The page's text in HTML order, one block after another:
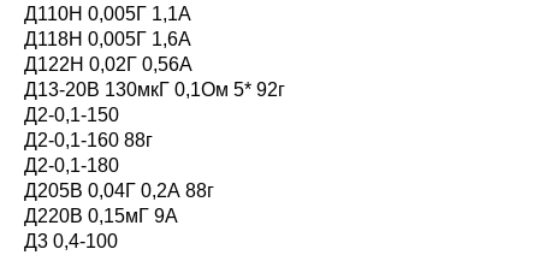
Д110Н 0,005Г 1,1А
Д118Н 0,005Г 1,6А
Д122Н 0,02Г 0,56А
Д13-20В 130мкГ 0,1Ом 5* 92г
Д2-0,1-150
Д2-0,1-160 88г
Д2-0,1-180
Д205B 0,04Г 0,2А 88г
Д220B 0,15мГ 9А
Д3 0,4-100